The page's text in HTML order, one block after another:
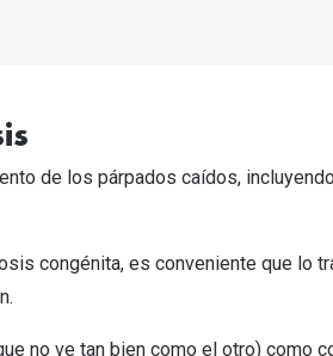
de los párpados caídos,
congénita, es conveniente que lo
no ve tan bien como el otro) como